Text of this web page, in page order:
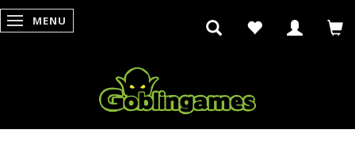
SKIFTE NAVIGATION
MENU